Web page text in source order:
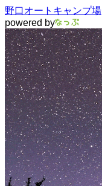
野口オートキャンプ場
powered by